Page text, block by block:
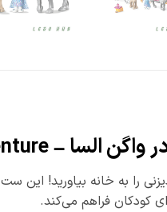
این ست 119 تکه‌ای با الهام از شخصیت دوست‌داشتنی
کودکان فراهم می‌کند.